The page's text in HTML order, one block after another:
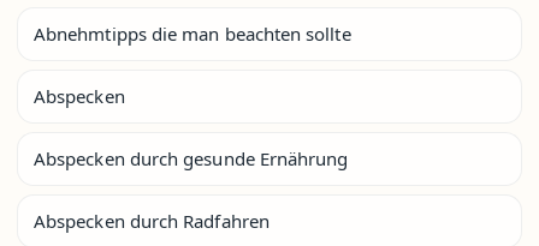
Abnehmtipps die man beachten sollte
Abspecken
Abspecken durch gesunde Ernährung
Abspecken durch Radfahren